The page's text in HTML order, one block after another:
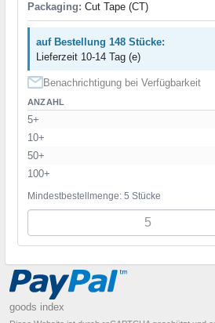
Packaging: Cut Tape (CT)
auf Bestellung 148 Stücke:
Lieferzeit 10-14 Tag (e)
Benachrichtigung bei Verfügbarkeit
ANZAHL
5+
10+
50+
100+
Mindestbestellmenge: 5 Stücke
goods index